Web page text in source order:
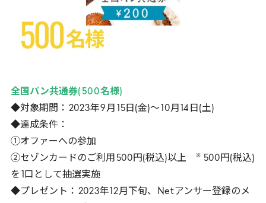
全国パン共通券( 500名様)
◆対象期間： 2023年9月 15 日(金)～10月 14 日(土)
◆達成条件：
①オファーへの参加
②セゾンカードのご利用 500円(税込)以上 ※ 500円(税込)
を 1 口として抽選実施
◆プレゼント： 2023年12月下旬、 Netアンサー登録のメ